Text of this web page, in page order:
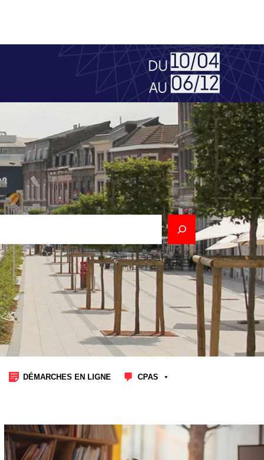
DÉMARCHES EN LIGNE CPAS